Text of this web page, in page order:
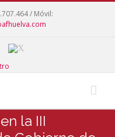
/ Móvil:
la III